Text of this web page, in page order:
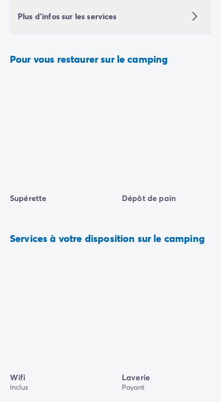
Plus d'infos sur les services
Pour vous restaurer sur le camping
Supérette Dépôt de pain
Services à votre disposition sur le camping
Wifi
Inclus
Laverie
Payant